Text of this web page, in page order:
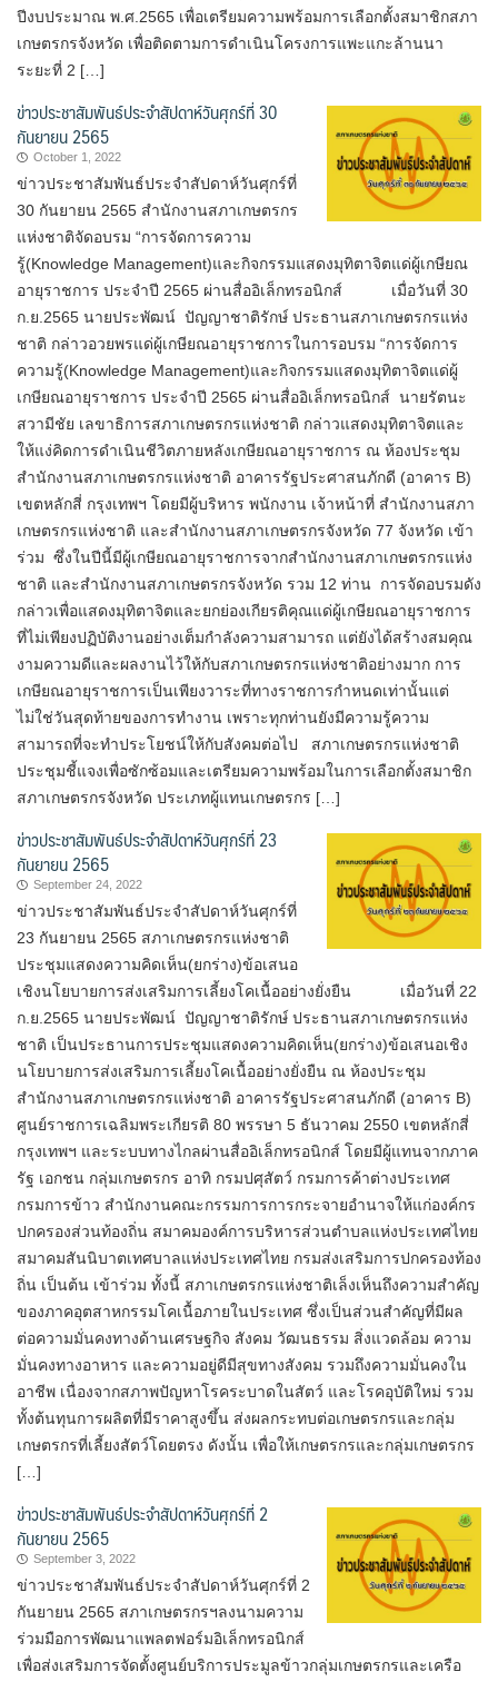
ปีงบประมาณ พ.ศ.2565 เพื่อเตรียมความพร้อมการเลือกตั้งสมาชิกสภา
เกษตรกรจังหวัด เพื่อติดตามการดำเนินโครงการแพะแกะล้านนา
ระยะที่ 2 […]
ข่าวประชาสัมพันธ์ประจำสัปดาห์วันศุกร์ที่ 30
กันยายน 2565
October 1, 2022
ข่าวประชาสัมพันธ์ประจำสัปดาห์วันศุกร์ที่
30 กันยายน 2565 สำนักงานสภาเกษตรกร
แห่งชาติจัดอบรม “การจัดการความ
รู้(Knowledge Management)และกิจกรรมแสดงมุทิตาจิตแด่ผู้เกษียณ
อายุราชการ ประจำปี 2565 ผ่านสื่ออิเล็กทรอนิกส์ เมื่อวันที่ 30
ก.ย.2565 นายประพัฒน์ ปัญญาชาติรักษ์ ประธานสภาเกษตรกรแห่ง
ชาติ กล่าวอวยพรแด่ผู้เกษียณอายุราชการในการอบรม “การจัดการ
ความรู้(Knowledge Management)และกิจกรรมแสดงมุทิตาจิตแด่ผู้
เกษียณอายุราชการ ประจำปี 2565 ผ่านสื่ออิเล็กทรอนิกส์ นายรัตนะ
สวามีชัย เลขาธิการสภาเกษตรกรแห่งชาติ กล่าวแสดงมุทิตาจิตและ
ให้แง่คิดการดำเนินชีวิตภายหลังเกษียณอายุราชการ ณ ห้องประชุม
สำนักงานสภาเกษตรกรแห่งชาติ อาคารรัฐประศาสนภักดี (อาคาร B)
เขตหลักสี่ กรุงเทพฯ โดยมีผู้บริหาร พนักงาน เจ้าหน้าที่ สำนักงานสภา
เกษตรกรแห่งชาติ และสำนักงานสภาเกษตรกรจังหวัด 77 จังหวัด เข้า
ร่วม ซึ่งในปีนี้มีผู้เกษียณอายุราชการจากสำนักงานสภาเกษตรกรแห่ง
ชาติ และสำนักงานสภาเกษตรกรจังหวัด รวม 12 ท่าน การจัดอบรมดัง
กล่าวเพื่อแสดงมุทิตาจิตและยกย่องเกียรติคุณแด่ผู้เกษียณอายุราชการ
ที่ไม่เพียงปฏิบัติงานอย่างเต็มกำลังความสามารถ แต่ยังได้สร้างสมคุณ
งามความดีและผลงานไว้ให้กับสภาเกษตรกรแห่งชาติอย่างมาก การ
เกษียณอายุราชการเป็นเพียงวาระที่ทางราชการกำหนดเท่านั้นแต่
ไม่ใช่วันสุดท้ายของการทำงาน เพราะทุกท่านยังมีความรู้ความ
สามารถที่จะทำประโยชน์ให้กับสังคมต่อไป สภาเกษตรกรแห่งชาติ
ประชุมชี้แจงเพื่อซักซ้อมและเตรียมความพร้อมในการเลือกตั้งสมาชิก
สภาเกษตรกรจังหวัด ประเภทผู้แทนเกษตรกร […]
ข่าวประชาสัมพันธ์ประจำสัปดาห์วันศุกร์ที่ 23
กันยายน 2565
September 24, 2022
ข่าวประชาสัมพันธ์ประจำสัปดาห์วันศุกร์ที่
23 กันยายน 2565 สภาเกษตรกรแห่งชาติ
ประชุมแสดงความคิดเห็น(ยกร่าง)ข้อเสนอ
เชิงนโยบายการส่งเสริมการเลี้ยงโคเนื้ออย่างยั่งยืน เมื่อวันที่ 22
ก.ย.2565 นายประพัฒน์ ปัญญาชาติรักษ์ ประธานสภาเกษตรกรแห่ง
ชาติ เป็นประธานการประชุมแสดงความคิดเห็น(ยกร่าง)ข้อเสนอเชิง
นโยบายการส่งเสริมการเลี้ยงโคเนื้ออย่างยั่งยืน ณ ห้องประชุม
สำนักงานสภาเกษตรกรแห่งชาติ อาคารรัฐประศาสนภักดี (อาคาร B)
ศูนย์ราชการเฉลิมพระเกียรติ 80 พรรษา 5 ธันวาคม 2550 เขตหลักสี่
กรุงเทพฯ และระบบทางไกลผ่านสื่ออิเล็กทรอนิกส์ โดยมีผู้แทนจากภาค
รัฐ เอกชน กลุ่มเกษตรกร อาทิ กรมปศุสัตว์ กรมการค้าต่างประเทศ
กรมการข้าว สำนักงานคณะกรรมการการกระจายอำนาจให้แก่องค์กร
ปกครองส่วนท้องถิ่น สมาคมองค์การบริหารส่วนตำบลแห่งประเทศไทย
สมาคมสันนิบาตเทศบาลแห่งประเทศไทย กรมส่งเสริมการปกครองท้อง
ถิ่น เป็นต้น เข้าร่วม ทั้งนี้ สภาเกษตรกรแห่งชาติเล็งเห็นถึงความสำคัญ
ของภาคอุตสาหกรรมโคเนื้อภายในประเทศ ซึ่งเป็นส่วนสำคัญที่มีผล
ต่อความมั่นคงทางด้านเศรษฐกิจ สังคม วัฒนธรรม สิ่งแวดล้อม ความ
มั่นคงทางอาหาร และความอยู่ดีมีสุขทางสังคม รวมถึงความมั่นคงใน
อาชีพ เนื่องจากสภาพปัญหาโรคระบาดในสัตว์ และโรคอุบัติใหม่ รวม
ทั้งต้นทุนการผลิตที่มีราคาสูงขึ้น ส่งผลกระทบต่อเกษตรกรและกลุ่ม
เกษตรกรที่เลี้ยงสัตว์โดยตรง ดังนั้น เพื่อให้เกษตรกรและกลุ่มเกษตรกร
[…]
ข่าวประชาสัมพันธ์ประจำสัปดาห์วันศุกร์ที่ 2
กันยายน 2565
September 3, 2022
ข่าวประชาสัมพันธ์ประจำสัปดาห์วันศุกร์ที่ 2
กันยายน 2565 สภาเกษตรกรฯลงนามความ
ร่วมมือการพัฒนาแพลตฟอร์มอิเล็กทรอนิกส์
เพื่อส่งเสริมการจัดตั้งศูนย์บริการประมูลข้าวกลุ่มเกษตรกรและเครือ